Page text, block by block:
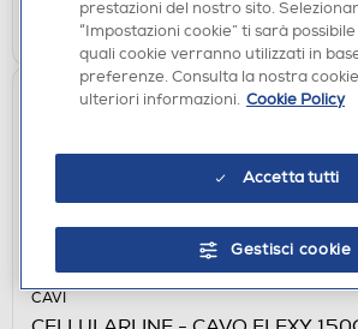
CAVI
prestazioni del nostro sito.
“Impostazioni cookie” ti sarà
quali cookie verranno utilizzati in
preferenze. Consulta la nostra
ulteriori informazioni. Cookie Policy
Accetta tutti
Gestisci cookie